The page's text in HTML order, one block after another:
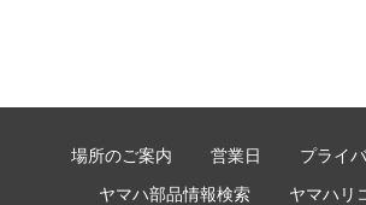
場所のご案内 営業日
プライ
ヤマハ部品情報検索
ヤマハリ